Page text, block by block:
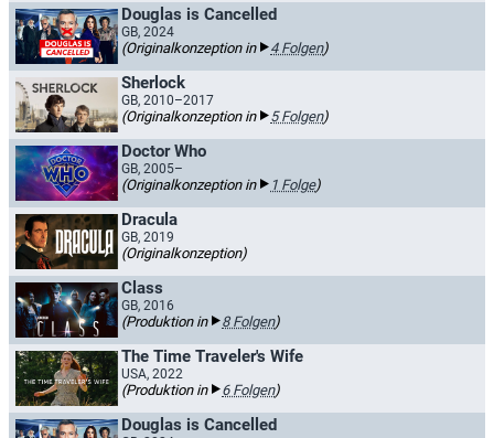
Douglas is Cancelled
GB, 2024
(Originalkonzeption in 4 Folgen)
Sherlock
GB, 2010–2017
(Originalkonzeption in 5 Folgen)
Doctor Who
GB, 2005–
(Originalkonzeption in 1 Folge)
Dracula
GB, 2019
(Originalkonzeption)
Class
GB, 2016
(Produktion in 8 Folgen)
The Time Traveler's Wife
USA, 2022
(Produktion in 6 Folgen)
Douglas is Cancelled